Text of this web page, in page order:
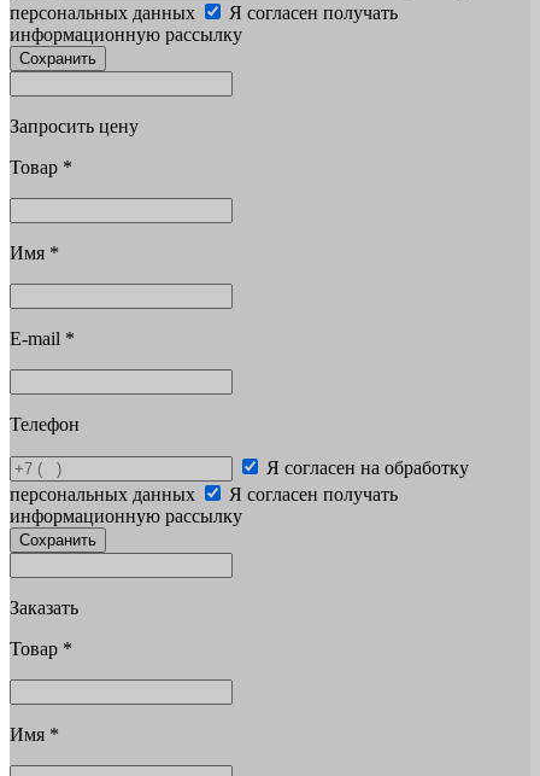
персональных данных
Я согласен получать
информационную рассылку
Сохранить
Запросить цену
Товар *
Имя *
E-mail *
Телефон
Я согласен на обработку
персональных данных
Я согласен получать
информационную рассылку
Сохранить
Заказать
Товар *
Имя *